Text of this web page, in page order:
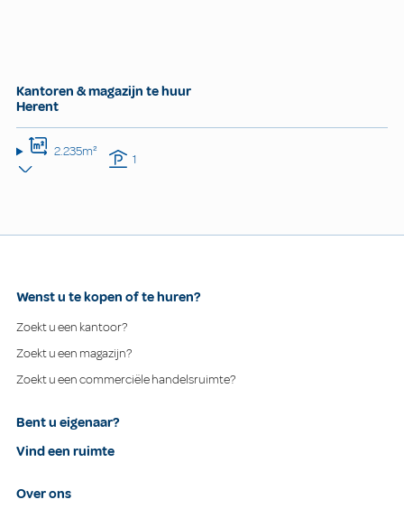
Kantoren & magazijn te huur
Herent
2.235m² 1
Wenst u te kopen of te huren?
Zoekt u een kantoor?
Zoekt u een magazijn?
Zoekt u een commerciële handelsruimte?
Bent u eigenaar?
Vind een ruimte
Over ons